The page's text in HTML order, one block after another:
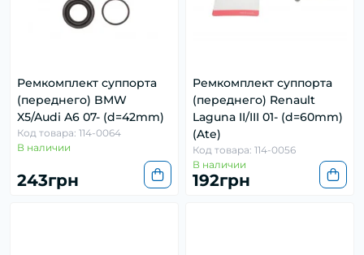
Ремкомплект суппорта
(переднего) BMW
X5/Audi A6 07- (d=42mm)
Код товара: 114-0064
В наличии
243грн
Ремкомплект суппорта
(переднего) Renault
Laguna II/III 01- (d=60mm)
(Ate)
Код товара: 114-0056
В наличии
192грн